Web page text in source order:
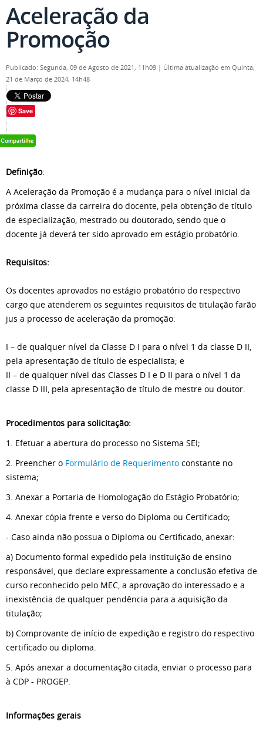
Aceleração da
Promoção
Publicado: Segunda, 09 de Agosto de 2021, 11h09 | Última atualização em Quinta,
21 de Março de 2024, 14h48
Save
Definição:
A Aceleração da Promoção é a mudança para o nível inicial da
próxima classe da carreira do docente, pela obtenção de título
de especialização, mestrado ou doutorado, sendo que o
docente já deverá ter sido aprovado em estágio probatório.
Requisitos:
Os docentes aprovados no estágio probatório do respectivo
cargo que atenderem os seguintes requisitos de titulação farão
jus a processo de aceleração da promoção:
I – de qualquer nível da Classe D I para o nível 1 da classe D II,
pela apresentação de título de especialista; e
II – de qualquer nível das Classes D I e D II para o nível 1 da
classe D III, pela apresentação de título de mestre ou doutor.
Procedimentos para solicitação:
1. Efetuar a abertura do processo no Sistema SEI;
2. Preencher o Formulário de Requerimento constante no
sistema;
3. Anexar a Portaria de Homologação do Estágio Probatório;
4. Anexar cópia frente e verso do Diploma ou Certificado;
- Caso ainda não possua o Diploma ou Certificado, anexar:
a) Documento formal expedido pela instituição de ensino
responsável, que declare expressamente a conclusão efetiva de
curso reconhecido pelo MEC, a aprovação do interessado e a
inexistência de qualquer pendência para a aquisição da
titulação;
b) Comprovante de início de expedição e registro do respectivo
certificado ou diploma.
5. Após anexar a documentação citada, enviar o processo para
à CDP - PROGEP.
Informações gerais